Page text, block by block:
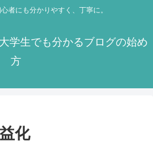
者にも分かりやすく、丁寧に。
学生でも分かるブログの始め
方
化